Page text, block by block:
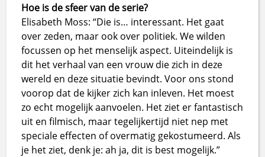
Hoe is de sfeer van de serie?
Elisabeth Moss: “Die is… interessant. Het gaat
over zeden, maar ook over politiek. We wilden
focussen op het menselijk aspect. Uiteindelijk is
dit het verhaal van een vrouw die zich in deze
wereld en deze situatie bevindt. Voor ons stond
voorop dat de kijker zich kan inleven. Het moest
zo echt mogelijk aanvoelen. Het ziet er fantastisch
uit en filmisch, maar tegelijkertijd niet nep met
speciale effecten of overmatig gekostumeerd. Als
je het ziet, denk je: ah ja, dit is best mogelijk.”